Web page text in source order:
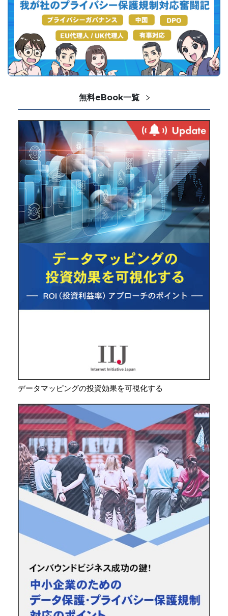
無料eBook一覧
データマッピングの投資効果を可視化する